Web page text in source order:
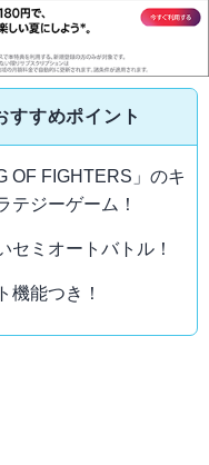
すすめポイント
OF FIGHTERS」のキ
テジーゲーム！
セミオートバトル！
機能つき！